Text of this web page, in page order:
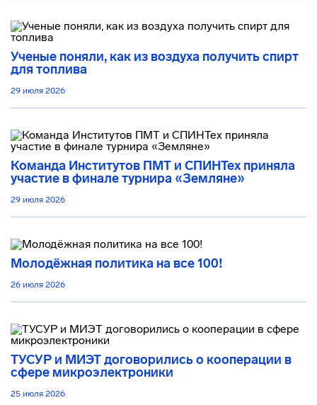
Ученые поняли, как из воздуха получить спирт
для топлива
29 июля 2026
Команда Институтов ПМТ и СПИНТех приняла
участие в финале турнира «Земляне»
29 июля 2026
Молодёжная политика на все 100!
26 июля 2026
ТУСУР и МИЭТ договорились о кооперации в
сфере микроэлектроники
25 июля 2026